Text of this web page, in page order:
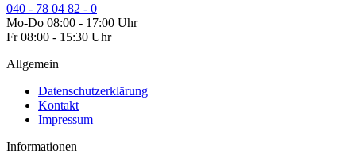
040 - 78 04 82 - 0
Mo-Do 08:00 - 17:00 Uhr
Fr 08:00 - 15:30 Uhr
Allgemein
Datenschutzerklärung
Kontakt
Impressum
Informationen